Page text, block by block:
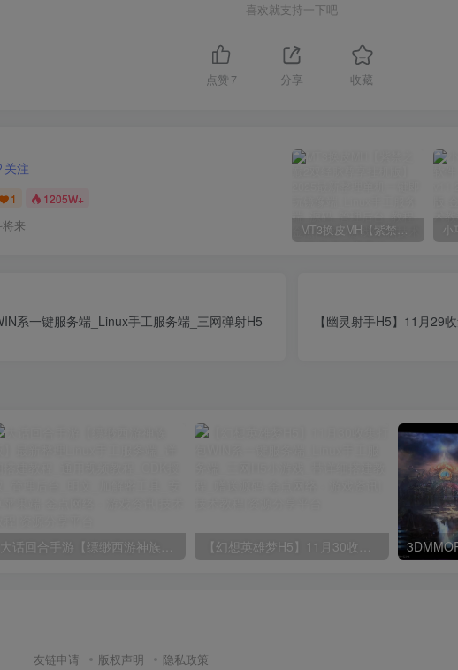
喜欢就支持一下吧
点赞 7 分享 收藏
关注
1 1205W+
来 MT3换皮MH【紫禁之巅2双经脉尊享挂机版】2025最新整理单机一键即玩镜像端_Linux手工服务端_源码_管理后台_教程
系一键服务端_Linux手工服务端_三网弹射H5
【幽灵射手H5】11月29
大话回合手游【缥缈西游神族版】最新整理Linux手工服务端_详细搭建教程_通用视频教程_CDK授权_管理后台_明文_加解密工具_安卓苹果端 【幻想英雄梦H5】11月30收集打包WIN系一键服务端_Linux手工服务端_三网H5小游戏_带详细搭建教程_赠送源码
友链申请 版权声明 隐私政策